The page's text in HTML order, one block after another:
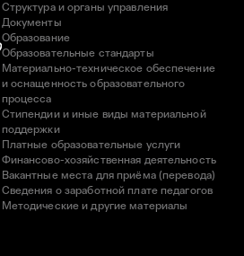
Структура и органы управления
Документы
Образование
Образовательные стандарты
Материально-техническое обеспечение
и оснащенность образовательного
процесса
Стипендии и иные виды материальной
поддержки
Платные образовательные услуги
Финансово-хозяйственная деятельность
Вакантные места для приёма (перевода)
Сведения о заработной плате педагогов
Методические и другие материалы